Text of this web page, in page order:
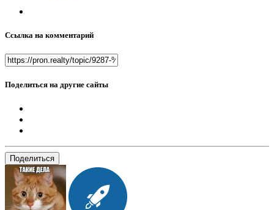
Ссылка на комментарий
Поделиться на другие сайты
Поделиться